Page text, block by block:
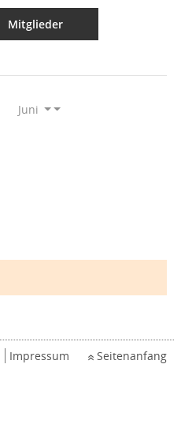
Mitglieder
Juni
Impressum Seitenanfang